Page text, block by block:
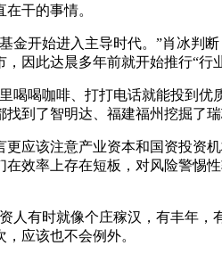
干的事情。
金开始进入主导时代。”肖冰判
因此达晨多年前就开始推行“
喝喝咖啡、打打电话就能投到
到了智明达、福建福州挖掘了
应该注意产业资本和国资投资
在效率上存在短板，对风险警惕
人有时就像个庄稼汉，有丰年
应该也不会例外。